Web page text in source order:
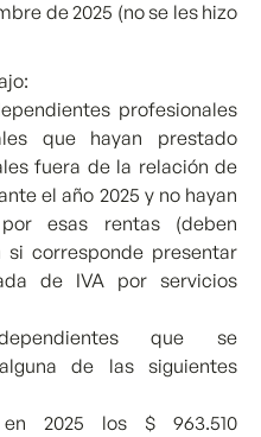
de 2025 (no se les hizo
profesionales
que hayan prestado
fuera de la relación de
el año 2025 y no hayan
esas rentas (deben
corresponde presentar
de IVA por servicios
que se
de las siguientes
en 2025 los $ 963.510